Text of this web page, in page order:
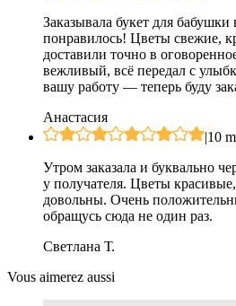
Заказывала букет для
понравилось! Цветы свежие,
доставили точно в
вежливый, всё передал с
вашу работу — теперь буду
Анастасия
|10
Утром заказала и буквально
у получателя. Цветы
довольны. Очень
обращусь сюда не один раз.
Светлана Т.
Vous aimerez aussi